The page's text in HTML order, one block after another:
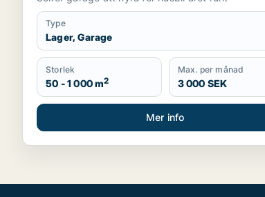
Type
Lager, Garage
Storlek
50 - 1 000 m2
Max. per månad
3 000 SEK
Mer info